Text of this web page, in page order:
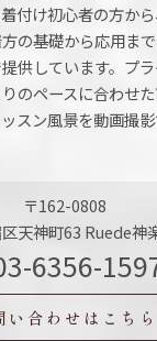
付け初心者の方か
の基礎から応用ま
供しています。プ
のペースに合わせ
スン風景を動画撮
〒162-0808
天神町63 Ruede神
6356-
い合わせはこちら